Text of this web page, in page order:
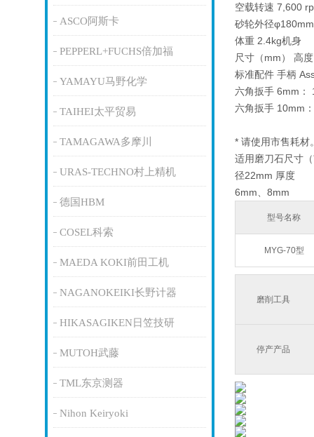
ASCO阿斯卡
PEPPERL+FUCHS倍加福
YAMAYU马野化学
TAIHEI太平贸易
TAMAGAWA多摩川
URAS-TECHNO村上精机
德国HBM
COSEL科索
MAEDA KOKI前田工机
NAGANOKEIKI长野计器
HIKASAGIKEN日笠技研
MUTOH武藤
TML东京测器
Nihon Keiryoki
空载转速 7,600
砂轮外径φ180mm
体重 2.4kg机身
尺寸（mm） 高
标准配件 手柄
六角扳手 6mm：
六角扳手 10mm
* 请使用市售耗材
适用磨刀石尺寸
径22mm 厚度
6mm、8mm
型号名称
MYG-70型
磨削工具
停产产品